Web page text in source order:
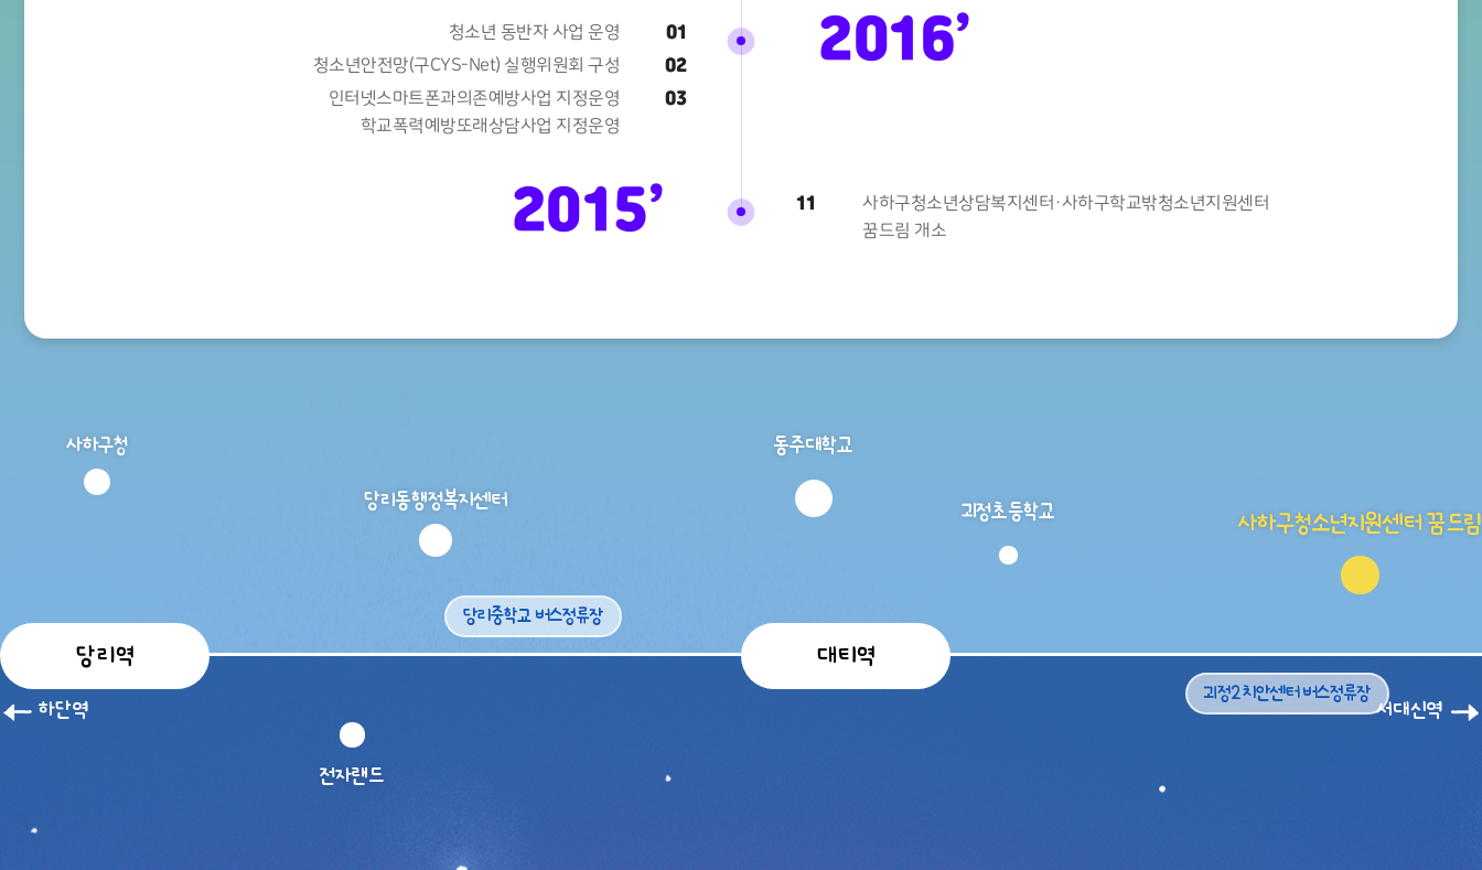
2016’
01
청소년 동반자 사업 운영
02
청소년안전망(구CYS-Net) 실행위원회 구성
03
인터넷스마트폰과의존예방사업 지정운영
학교폭력예방또래상담사업 지정운영
2015’ 11
사하구청소년상담복지센터·사하구학교밖청소년지원센터
꿈드림 개소
당리역
사하구청
당리동행정복지센터
당리중학교 버스정류장
전자랜드
대티역
동주대학교
괴정초등학교
괴정2 치안센터 버스정류장
사하구청소년지원센터 꿈드림